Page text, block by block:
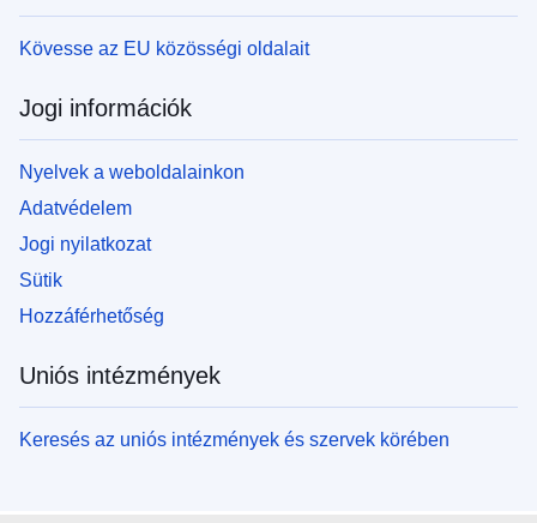
Kövesse az EU közösségi oldalait
Jogi információk
Nyelvek a weboldalainkon
Adatvédelem
Jogi nyilatkozat
Sütik
Hozzáférhetőség
Uniós intézmények
Keresés az uniós intézmények és szervek körében